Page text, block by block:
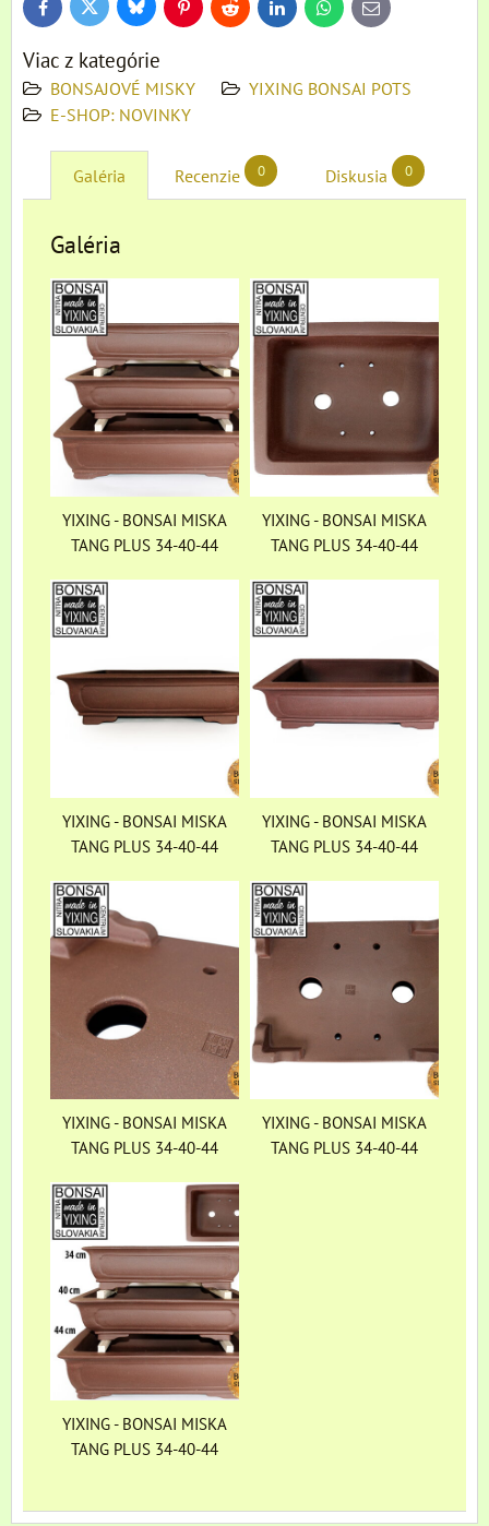
FacebookTwitter BlueskyPinterestReddit LinkedInWhatsApp
E-
mail
Viac z kategórie
BONSAJOVÉ MISKY
YIXING BONSAI POTS
E-SHOP: NOVINKY
Galéria Recenzie 0 Diskusia 0
Galéria
YIXING - BONSAI MISKA
TANG PLUS 34-40-44
YIXING - BONSAI MISKA
TANG PLUS 34-40-44
YIXING - BONSAI MISKA
TANG PLUS 34-40-44
YIXING - BONSAI MISKA
TANG PLUS 34-40-44
YIXING - BONSAI MISKA
TANG PLUS 34-40-44
YIXING - BONSAI MISKA
TANG PLUS 34-40-44
YIXING - BONSAI MISKA
TANG PLUS 34-40-44